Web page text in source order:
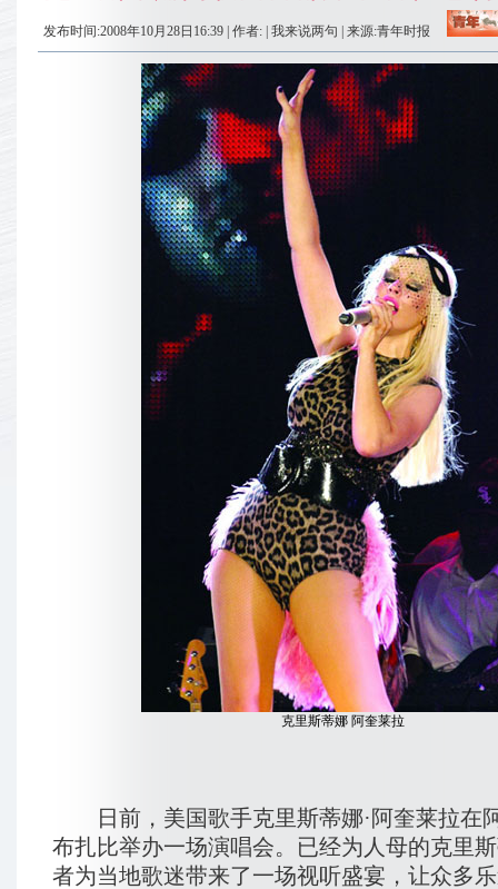
发布时间:2008年10月28日16:39 | 作者: | 我来说两句 | 来源:青年时报
克里斯蒂娜 阿奎莱拉
日前，美国歌手克里斯蒂娜·阿奎莱拉在
布扎比举办一场演唱会。已经为人母的克里
者为当地歌迷带来了一场视听盛宴，让众多